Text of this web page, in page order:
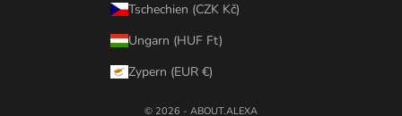
Tschechien (CZK Kč)
Ungarn (HUF Ft)
Zypern (EUR €)
© 2026 - ABOUT.ALEXA